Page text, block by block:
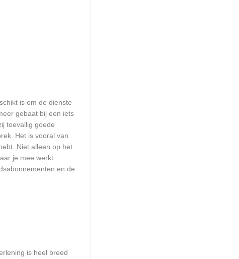
is om de dienste
gebaat bij een iets
toevallig goede
Het is vooral van
Niet alleen op het
je mee werkt.
en de
is heel breed